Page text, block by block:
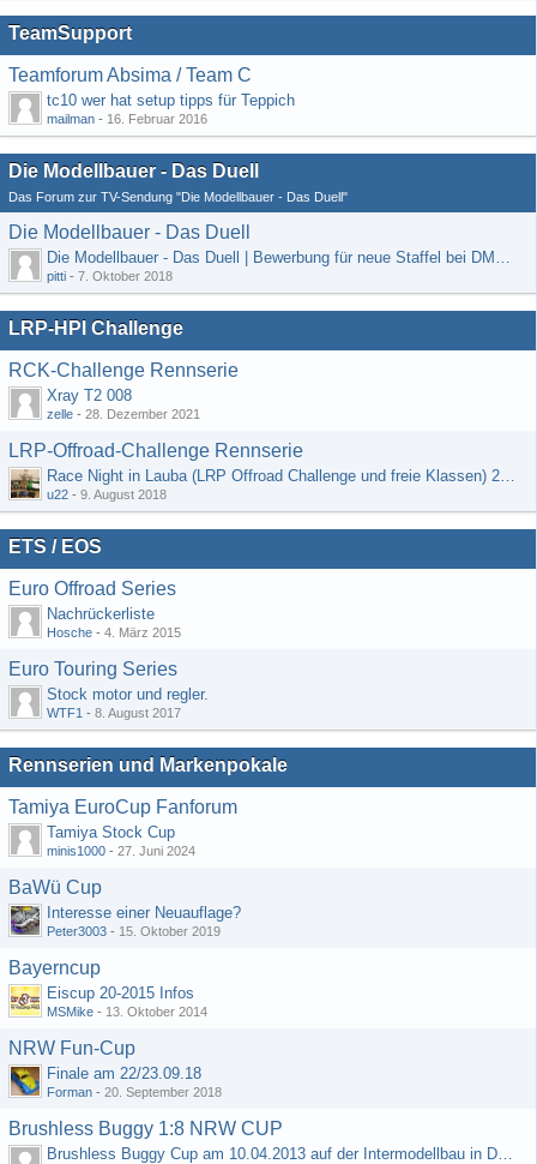
TeamSupport
Teamforum Absima / Team C
tc10 wer hat setup tipps für Teppich
mailman - 16. Februar 2016
Die Modellbauer - Das Duell
Das Forum zur TV-Sendung "Die Modellbauer - Das Duell"
Die Modellbauer - Das Duell
Die Modellbauer - Das Duell | Bewerbung für neue Staffel bei DMAX *Werbung*
pitti - 7. Oktober 2018
LRP-HPI Challenge
RCK-Challenge Rennserie
Xray T2 008
zelle - 28. Dezember 2021
LRP-Offroad-Challenge Rennserie
Race Night in Lauba (LRP Offroad Challenge und freie Klassen) 25/26.08
u22 - 9. August 2018
ETS / EOS
Euro Offroad Series
Nachrückerliste
Hosche - 4. März 2015
Euro Touring Series
Stock motor und regler.
WTF1 - 8. August 2017
Rennserien und Markenpokale
Tamiya EuroCup Fanforum
Tamiya Stock Cup
minis1000 - 27. Juni 2024
BaWü Cup
Interesse einer Neuauflage?
Peter3003 - 15. Oktober 2019
Bayerncup
Eiscup 20-2015 Infos
MSMike - 13. Oktober 2014
NRW Fun-Cup
Finale am 22/23.09.18
Forman - 20. September 2018
Brushless Buggy 1:8 NRW CUP
Brushless Buggy Cup am 10.04.2013 auf der Intermodellbau in Dortmund